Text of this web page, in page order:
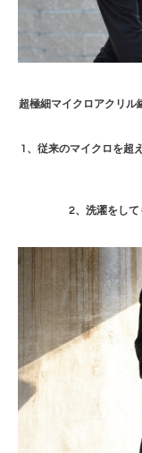
超極細マイクロアクリル
1、従来のマイクロを超
2、洗濯をし